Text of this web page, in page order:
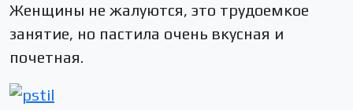
Женщины не жалуются, это трудоемкое
занятие, но пастила очень вкусная и
почетная.